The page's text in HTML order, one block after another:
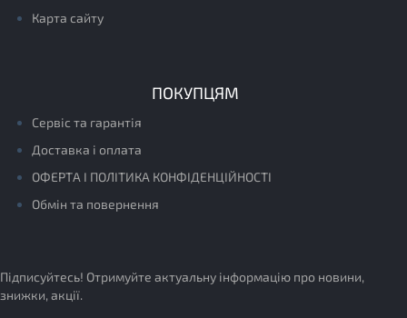
Карта сайту
ПОКУПЦЯМ
Сервіс та гарантія
Доставка і оплата
ОФЕРТА І ПОЛІТИКА КОНФІДЕНЦІЙНОСТІ
Обмін та повернення
Підписуйтесь! Отримуйте актуальну інформацію про новини,
знижки, акції.